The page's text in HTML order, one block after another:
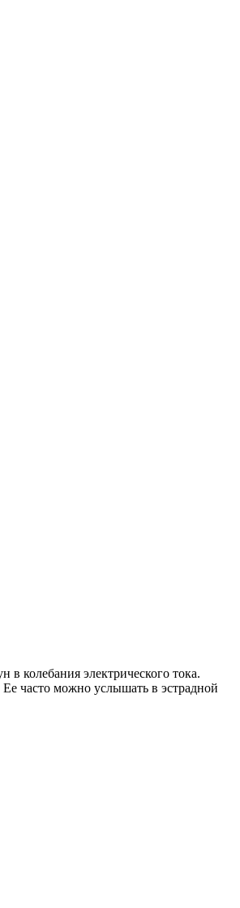
колебания электрического тока.
часто можно услышать в эстрадной